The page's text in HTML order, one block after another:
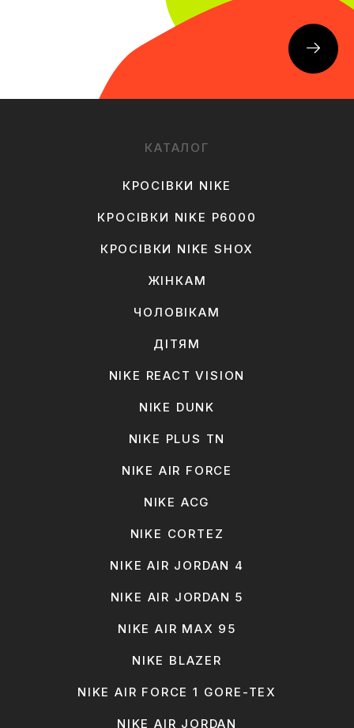
КАТАЛОГ
КРОСІВКИ NIKE
КРОСІВКИ NIKE P6000
КРОСІВКИ NIKE SHOX
ЖІНКАМ
ЧОЛОВІКАМ
ДІТЯМ
NIKE REACT VISION
NIKE DUNK
NIKE PLUS TN
NIKE AIR FORCE
NIKE ACG
NIKE CORTEZ
NIKE AIR JORDAN 4
NIKE AIR JORDAN 5
NIKE AIR MAX 95
NIKE BLAZER
NIKE AIR FORCE 1 GORE-TEX
NIKE AIR JORDAN